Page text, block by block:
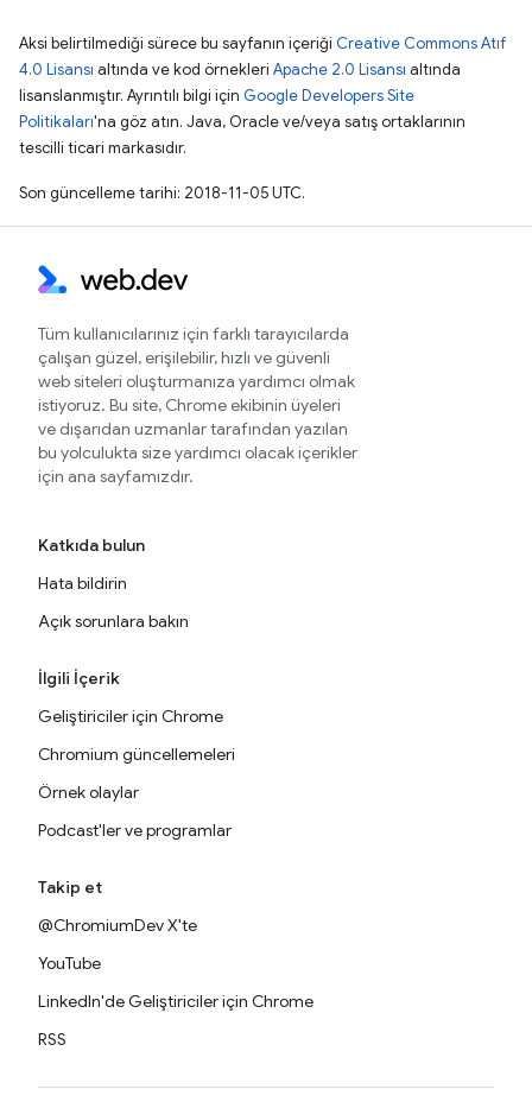
Aksi belirtilmediği sürece bu sayfanın içeriği Creative Commons Atıf
4.0 Lisansı altında ve kod örnekleri Apache 2.0 Lisansı altında
lisanslanmıştır. Ayrıntılı bilgi için Google Developers Site
Politikaları'na göz atın. Java, Oracle ve/veya satış ortaklarının
tescilli ticari markasıdır.
Son güncelleme tarihi: 2018-11-05 UTC.
Tüm kullanıcılarınız için farklı tarayıcılarda
çalışan güzel, erişilebilir, hızlı ve güvenli
web siteleri oluşturmanıza yardımcı olmak
istiyoruz. Bu site, Chrome ekibinin üyeleri
ve dışarıdan uzmanlar tarafından yazılan
bu yolculukta size yardımcı olacak içerikler
için ana sayfamızdır.
Katkıda bulun
Hata bildirin
Açık sorunlara bakın
İlgili İçerik
Geliştiriciler için Chrome
Chromium güncellemeleri
Örnek olaylar
Podcast'ler ve programlar
Takip et
@ChromiumDev X'te
YouTube
LinkedIn'de Geliştiriciler için Chrome
RSS